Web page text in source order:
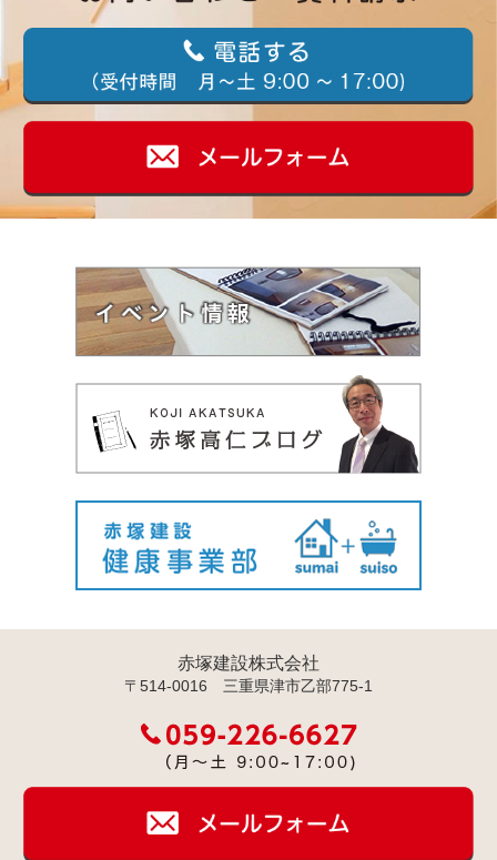
赤塚建設株式会社
〒514-0016 三重県津市乙部775-1